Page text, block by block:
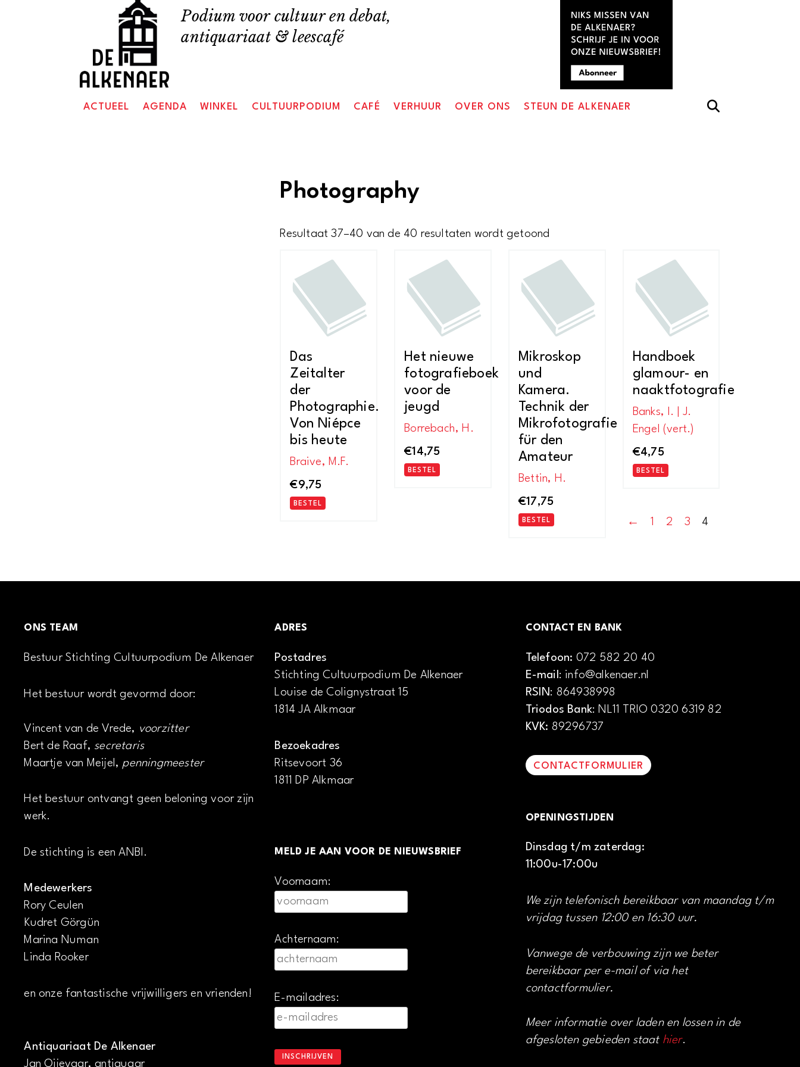
Podium voor cultuur en debat,
antiquariaat & leescafé
ACTUEEL AGENDA WINKEL CULTUURPODIUM CAFÉ VERHUUR OVER ONS STEUN DE ALKENAER
Photography
Resultaat 37–40 van de 40 resultaten wordt getoond
nieuwste
Das
Zeitalter
der
Photographie.
Von Niépce
bis heute
Braive, M.F.
€9,75
BESTEL
Het nieuwe
fotografieboek
voor de
jeugd
Borrebach, H.
€14,75
BESTEL
Mikroskop
und
Kamera.
Technik der
Mikrofotografie
für den
Amateur
Bettin, H.
€17,75
BESTEL
Handboek
glamour- en
naaktfotografie
Banks, I. | J.
Engel (vert.)
€4,75
BESTEL
← 1 2 3 4
ONS TEAM
Bestuur Stichting Cultuurpodium De Alkenaer
Het bestuur wordt gevormd door:
Vincent van de Vrede, voorzitter
Bert de Raaf, secretaris
Maartje van Meijel, penningmeester
Het bestuur ontvangt geen beloning voor zijn
werk.
De stichting is een ANBI.
Medewerkers
Rory Ceulen
Kudret Görgün
Marina Numan
Linda Rooker
en onze fantastische vrijwilligers en vrienden!
Antiquariaat De Alkenaer
Jan Oijevaar, antiquaar
ADRES
Postadres
Stichting Cultuurpodium De Alkenaer
Louise de Colignystraat 15
1814 JA Alkmaar
Bezoekadres
Ritsevoort 36
1811 DP Alkmaar
MELD JE AAN VOOR DE NIEUWSBRIEF
Voornaam:
Achternaam:
E-mailadres:
CONTACT EN BANK
Telefoon: 072 582 20 40
E-mail: info@alkenaer.nl
RSIN: 864938998
Triodos Bank: NL11 TRIO 0320 6319 82
KVK: 89296737
CONTACTFORMULIER
OPENINGSTIJDEN
Dinsdag t/m zaterdag:
11:00u-17:00u
We zijn telefonisch bereikbaar van maandag t/m
vrijdag tussen 12:00 en 16:30 uur.
Vanwege de verbouwing zijn we beter
bereikbaar per e-mail of via het
contactformulier.
Meer informatie over laden en lossen in de
afgesloten gebieden staat hier.